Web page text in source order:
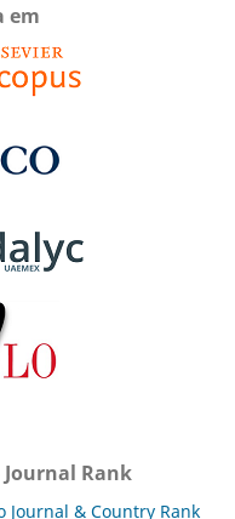
em
Journal Rank